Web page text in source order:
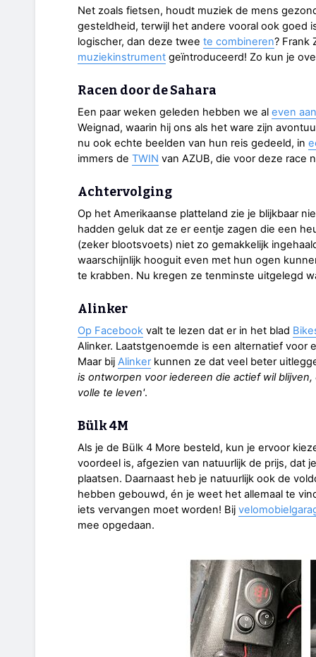
Net zoals fietsen, houdt muziek de mens
gesteldheid, terwijl het andere vooral ook goed
logischer, dan deze twee te combineren? Frank
muziekinstrument geïntroduceerd! Zo kun je
Racen door de Sahara
Een paar weken geleden hebben we al even
Weignad, waarin hij ons als het ware zijn
nu ook echte beelden van hun reis gedeeld, in
immers de TWIN van AZUB, die voor deze race
Achtervolging
Op het Amerikaanse platteland zie je blijkbaar
hadden geluk dat ze er eentje zagen die een
(zeker blootsvoets) niet zo gemakkelijk
waarschijnlijk hooguit even met hun ogen
te krabben. Nu kregen ze tenminste uitgelegd
Alinker
Op Facebook valt te lezen dat er in het blad
Alinker. Laatstgenoemde is een alternatief voor
Maar bij Alinker kunnen ze dat veel beter
is ontworpen voor iedereen die actief wil
volle te leven'.
Bülk 4M
Als je de Bülk 4 More besteld, kun je ervoor
voordeel is, afgezien van natuurlijk de prijs, dat
plaatsen. Daarnaast heb je natuurlijk ook de
hebben gebouwd, én je weet het allemaal te
iets vervangen moet worden! Bij
mee opgedaan.